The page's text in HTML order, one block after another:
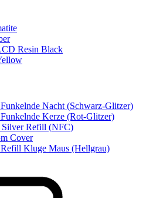
Resin Black
Nacht (Schwarz-Glitzer)
Kerze (Rot-Glitzer)
Silver Refill (NFC)
Cover
Kluge Maus (Hellgrau)